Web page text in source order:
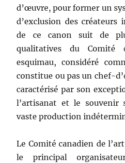
d’œuvre, pour former un
d’exclusion des créateurs
de ce canon suit de
qualitatives du Comité
esquimau, considéré
constitue ou pas un chef-
caractérisé par son
l’artisanat et le souvenir
vaste production
Le Comité canadien de
le principal